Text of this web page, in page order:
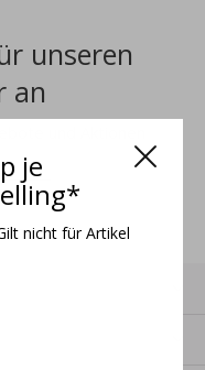
je
nicht für Artikel
unseren
an